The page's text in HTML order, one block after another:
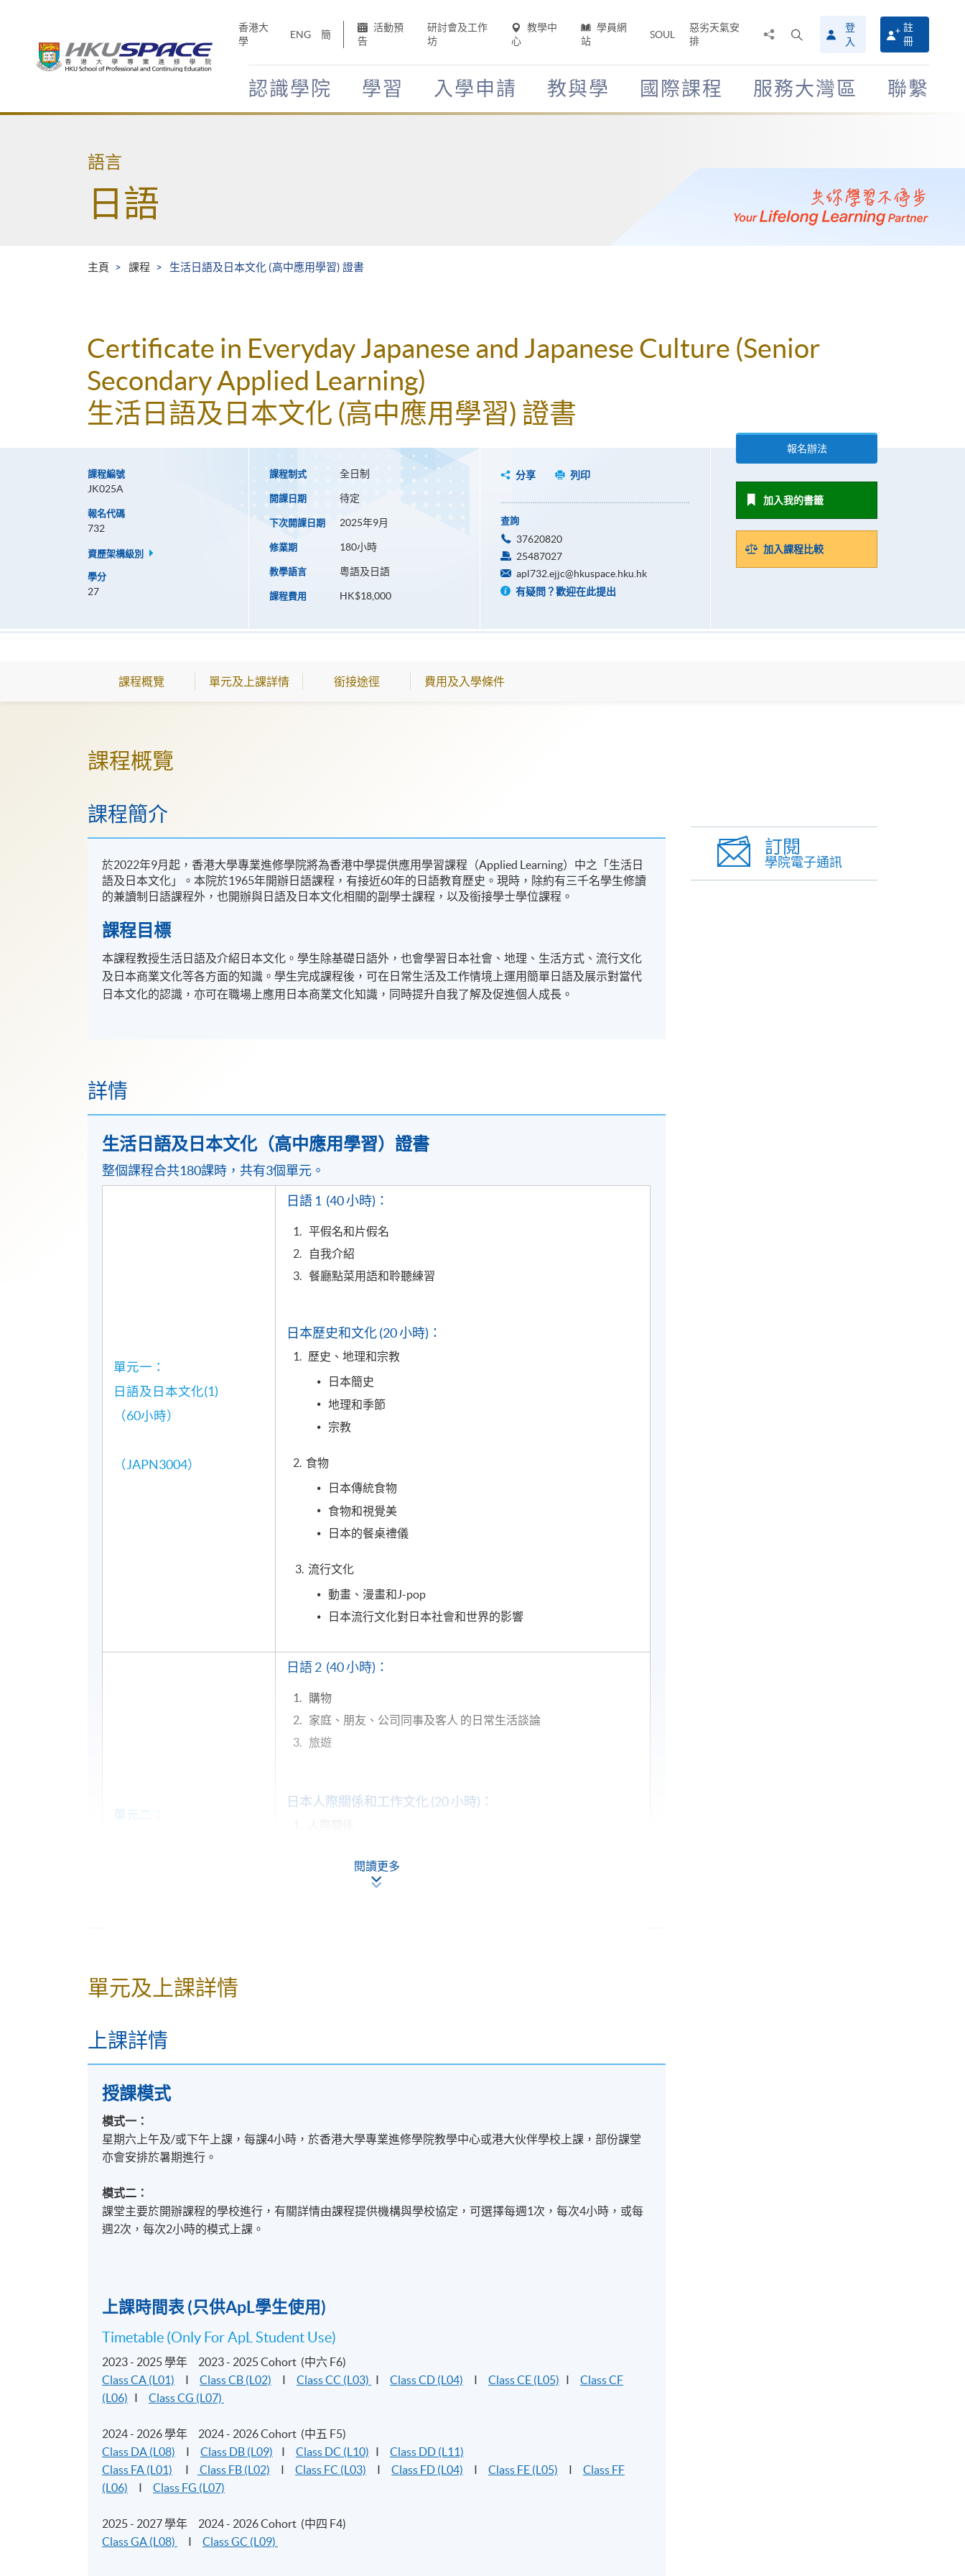
香港大
學
ENG 簡
活動預
告
研討會及工作
坊
教學中
心
學員網
站
SOUL
惡劣天氣安
排
搜
尋
介
面
登
入
註
冊
認識學院 學習 入學申請 教與學 國際課程 服務大灣區 聯繫
Main
語言
日語
主頁 課程 生活日語及日本文化 (高中應用學習) 證書
Certificate in Everyday Japanese and Japanese Culture (Senior
Secondary Applied Learning)
生活日語及日本文化 (高中應用學習) 證書
課程編號
JK025A
報名代碼
732
資歷架構級別
學分
27
課程制式 全日制
開課日期 待定
下次開課日期 2025年9月
修業期 180小時
教學語言 粵語及日語
課程費用 HK$18,000
分享 列印
查詢
37620820
25487027
apl732.ejjc@hkuspace.hku.hk
有疑問？歡迎在此提出
報名辦法
加入我的書籤
加入課程比較
課程概覽 單元及上課詳情 銜接途徑 費用及入學條件
課程概覽
課程簡介
於2022年9月起，香港大學專業進修學院將為香港中學提供應用學習課程（Applied Learning）中之「生活日
語及日本文化」。本院於1965年開辦日語課程，有接近60年的日語教育歷史。現時，除約有三千名學生修讀
的兼讀制日語課程外，也開辦與日語及日本文化相關的副學士課程，以及銜接學士學位課程。
課程目標
本課程教授生活日語及介紹日本文化。學生除基礎日語外，也會學習日本社會、地理、生活方式、流行文化
及日本商業文化等各方面的知識。學生完成課程後，可在日常生活及工作情境上運用簡單日語及展示對當代
日本文化的認識，亦可在職場上應用日本商業文化知識，同時提升自我了解及促進個人成長。
詳情
生活日語及日本文化（高中應用學習）證書
整個課程合共180課時，共有3個單元。
單元一：
日語及日本文化(1)
（60小時）
（JAPN3004）
日語 1 (40 小時)：
平假名和片假名
自我介紹
餐廳點菜用語和聆聽練習
日本歷史和文化 (20 小時)：
1. 歷史、地理和宗教
日本簡史
地理和季節
宗教
​ 2. 食物
日本傳統食物
食物和視覺美
日本的餐桌禮儀
3. 流行文化
動畫、漫畫和J-pop
日本流行文化對日本社會和世界的影響
單元二：
日語 2 (40 小時)：
購物
家庭、朋友、公司同事及客人 的日常生活談論
旅遊
日本人際關係和工作文化 (20 小時)：
友誼及團體主義
單元三：
（JAPN3006）
2. 求職
求職活動
學習成果
閱讀更多
單元及上課詳情
上課詳情
授課模式
模式一：
星期六上午及/或下午上課，每課4小時，於香港大學專業進修學院教學中心或港大伙伴學校上課，部份課堂
亦會安排於暑期進行。
模式二：
課堂主要於開辦課程的學校進行，有關詳情由課程提供機構與學校協定，可選擇每週1次，每次4小時，或每
週2次，每次2小時的模式上課。
上課時間表 (只供ApL學生使用)
Timetable (Only For ApL Student Use)
2023 - 2025 學年 2023 - 2025 Cohort (中六 F6)
Class CA (L01) IClass CB (L02) IClass CC (L03) IClass CD (L04) IClass CE (L05) IClass CF
(L06) IClass CG (L07)
2024 - 2026 學年 2024 - 2026 Cohort (中五 F5)
Class DA (L08) IClass DB (L09) IClass DC (L10) IClass DD (L11)
Class FA (L01) I Class FB (L02) IClass FC (L03) IClass FD (L04) IClass FE (L05) IClass FF
(L06) IClass FG (L07)
2025 - 2027 學年 2024 - 2026 Cohort (中四 F4)
Class GA (L08)
IClass GC (L09)
訂閱
學院電子通訊